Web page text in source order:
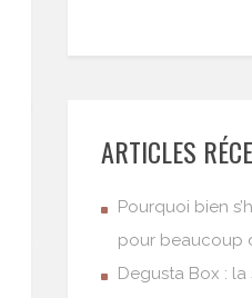
ARTICLES
Pourquoi bien
pour beaucoup
Degusta Box :